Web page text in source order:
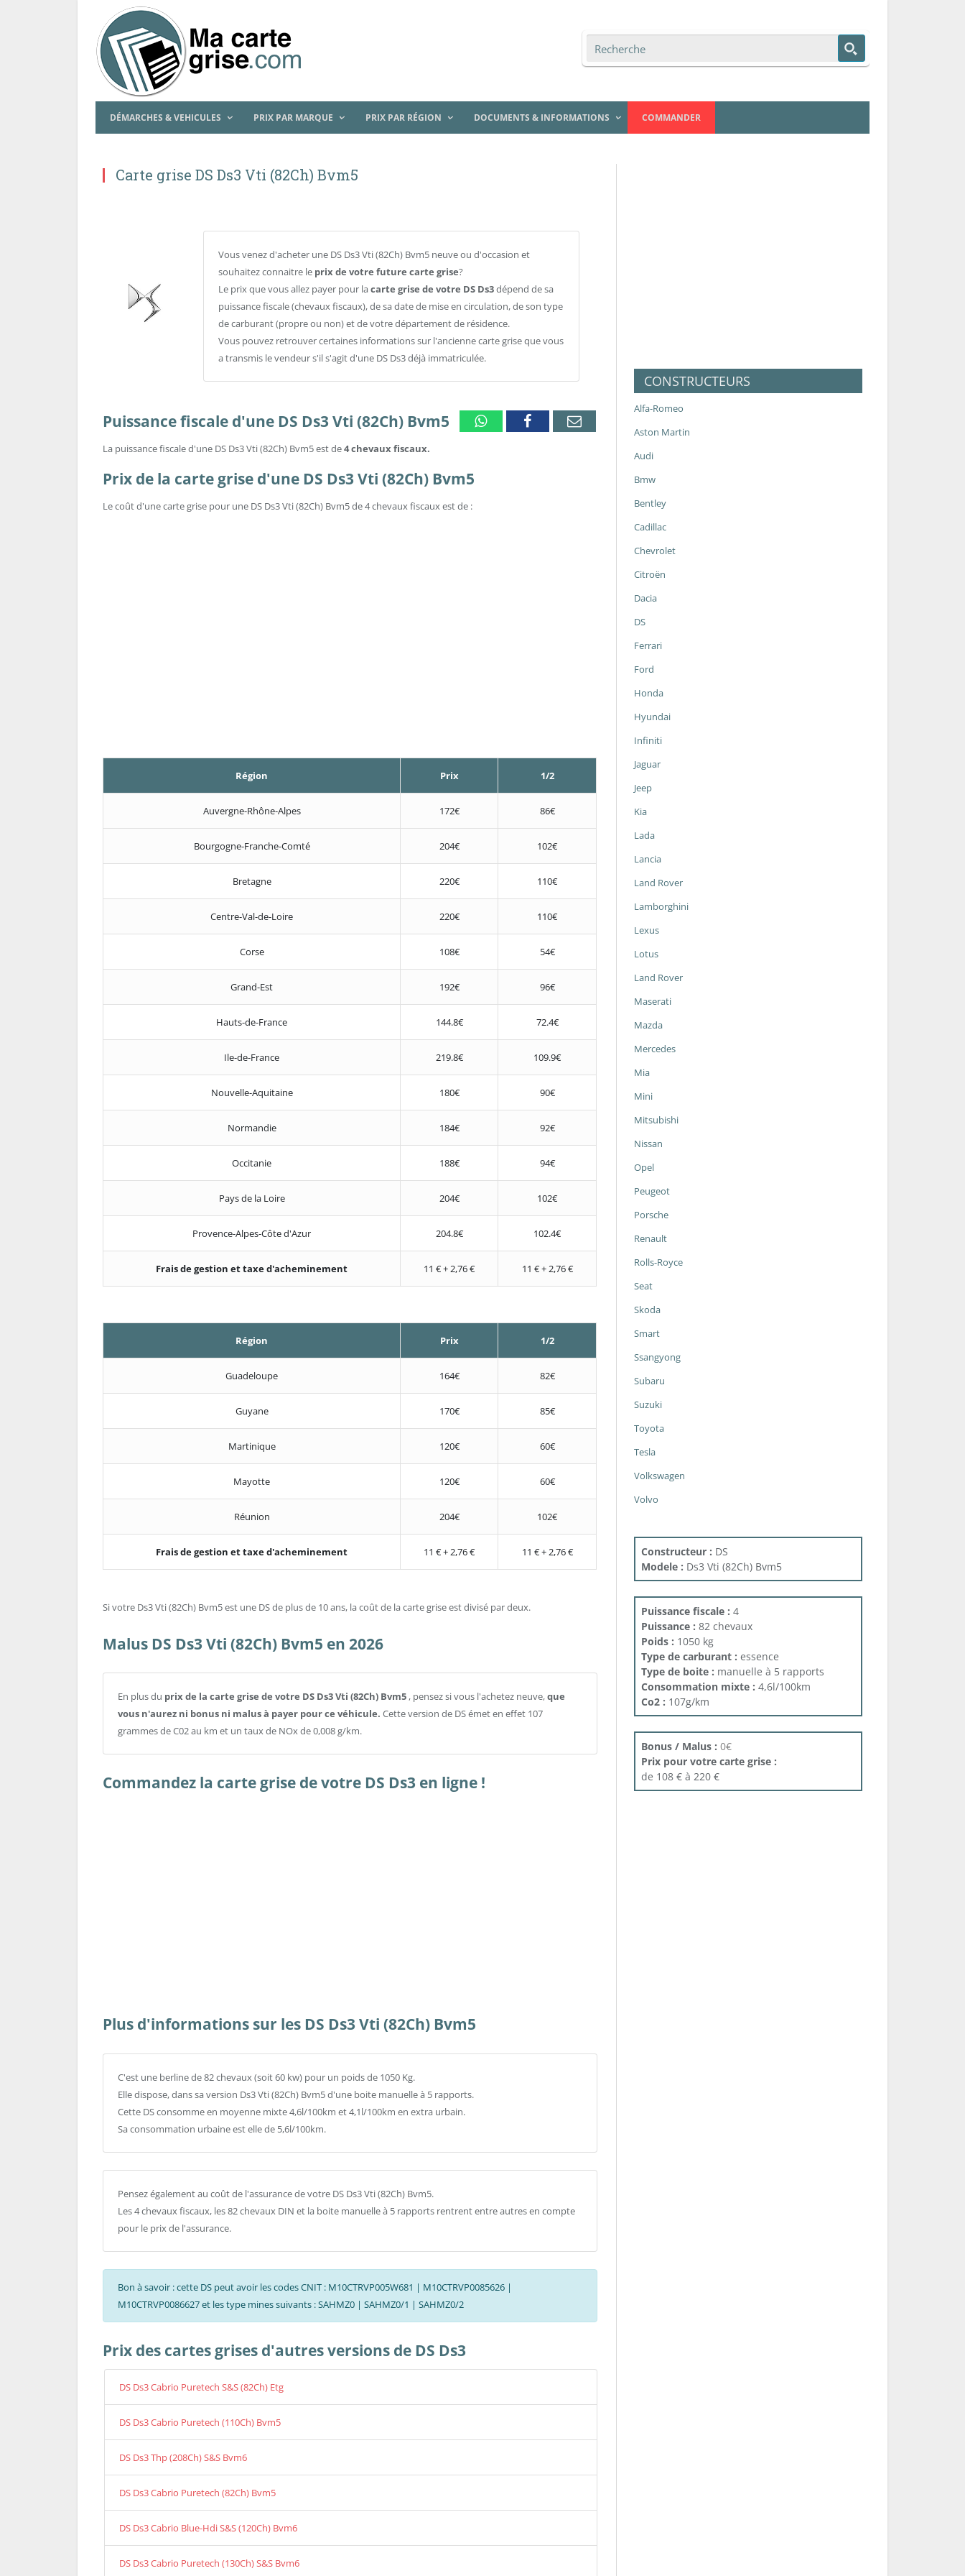
DÉMARCHES & VEHICULES PRIX PAR MARQUE PRIX PAR RÉGION DOCUMENTS & INFORMATIONS COMMANDER
Carte grise DS Ds3 Vti (82Ch) Bvm5
Vous venez d'acheter une DS Ds3 Vti (82Ch) Bvm5 neuve ou d'occasion et
souhaitez connaitre le prix de votre future carte grise?
Le prix que vous allez payer pour lacarte grise de votre DS Ds3dépend de sa
puissance fiscale (chevaux fiscaux), de sa date de mise en circulation, de son type
de carburant (propre ou non) et de votre département de résidence.
Vous pouvez retrouver certaines informations sur l'ancienne carte grise que vous
a transmis le vendeur s'il s'agit d'une DS Ds3 déjà immatriculée.
WhatsappFacebookEmail
Puissance fiscale d'une DS Ds3 Vti (82Ch) Bvm5
La puissance fiscale d'une DS Ds3 Vti (82Ch) Bvm5 est de4 chevaux fiscaux.
Prix de la carte grise d'une DS Ds3 Vti (82Ch) Bvm5
Le coût d'une carte grise pour une DS Ds3 Vti (82Ch) Bvm5 de 4 chevaux fiscaux est de :
Région Prix 1/2
Auvergne-Rhône-Alpes 172€ 86€
Bourgogne-Franche-Comté 204€ 102€
Bretagne 220€ 110€
Centre-Val-de-Loire 220€ 110€
Corse 108€ 54€
Grand-Est 192€ 96€
Hauts-de-France 144.8€ 72.4€
Ile-de-France 219.8€ 109.9€
Nouvelle-Aquitaine 180€ 90€
Normandie 184€ 92€
Occitanie 188€ 94€
Pays de la Loire 204€ 102€
Provence-Alpes-Côte d'Azur 204.8€ 102.4€
Frais de gestion et taxe d'acheminement 11 € + 2,76 € 11 € + 2,76 €
Région Prix 1/2
Guadeloupe 164€ 82€
Guyane 170€ 85€
Martinique 120€ 60€
Mayotte 120€ 60€
Réunion 204€ 102€
Frais de gestion et taxe d'acheminement 11 € + 2,76 € 11 € + 2,76 €
Si votre Ds3 Vti (82Ch) Bvm5 est une DS de plus de 10 ans, la coût de la carte grise est divisé par deux.
Malus DS Ds3 Vti (82Ch) Bvm5 en 2026
En plus du prix de la carte grise de votre DS Ds3 Vti (82Ch) Bvm5 , pensez si vous l'achetez neuve,que
vous n'aurez ni bonus ni malus à payer pour ce véhicule. Cette version de DS émet en effet 107
grammes de C02 au km et un taux de NOx de 0,008 g/km.
Commandez la carte grise de votre DS Ds3 en ligne !
Plus d'informations sur les DS Ds3 Vti (82Ch) Bvm5
C'est une berline de 82 chevaux (soit 60 kw) pour un poids de 1050 Kg.
Elle dispose, dans sa version Ds3 Vti (82Ch) Bvm5 d'une boite manuelle à 5 rapports.
Cette DS consomme en moyenne mixte 4,6l/100km et 4,1l/100km en extra urbain.
Sa consommation urbaine est elle de 5,6l/100km.
Pensez également au coût de l'assurance de votre DS Ds3 Vti (82Ch) Bvm5.
Les 4 chevaux fiscaux, les 82 chevaux DIN et la boite manuelle à 5 rapports rentrent entre autres en compte
pour le prix de l'assurance.
Bon à savoir : cette DS peut avoir les codes CNIT : M10CTRVP005W681 | M10CTRVP0085626 |
M10CTRVP0086627 et les type mines suivants : SAHMZ0 | SAHMZ0/1 | SAHMZ0/2
Prix des cartes grises d'autres versions de DS Ds3
DS Ds3 Cabrio Puretech S&S (82Ch) Etg
DS Ds3 Cabrio Puretech (110Ch) Bvm5
DS Ds3 Thp (208Ch) S&S Bvm6
DS Ds3 Cabrio Puretech (82Ch) Bvm5
DS Ds3 Cabrio Blue-Hdi S&S (120Ch) Bvm6
DS Ds3 Cabrio Puretech (130Ch) S&S Bvm6
CONSTRUCTEURS
Alfa-Romeo
Aston Martin
Audi
Bmw
Bentley
Cadillac
Chevrolet
Citroën
Dacia
DS
Ferrari
Ford
Honda
Hyundai
Infiniti
Jaguar
Jeep
Kia
Lada
Lancia
Land Rover
Lamborghini
Lexus
Lotus
Land Rover
Maserati
Mazda
Mercedes
Mia
Mini
Mitsubishi
Nissan
Opel
Peugeot
Porsche
Renault
Rolls-Royce
Seat
Skoda
Smart
Ssangyong
Subaru
Suzuki
Toyota
Tesla
Volkswagen
Volvo
Constructeur : DS
Modele : Ds3 Vti (82Ch) Bvm5
Puissance fiscale : 4
Puissance : 82 chevaux
Poids : 1050 kg
Type de carburant : essence
Type de boite : manuelle à 5 rapports
Consommation mixte : 4,6l/100km
Co2 : 107g/km
Bonus / Malus : 0€
Prix pour votre carte grise :
de 108 € à 220 €